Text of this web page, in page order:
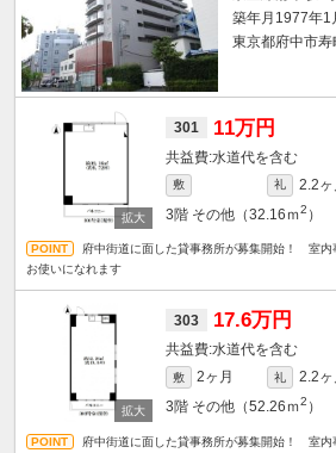
築年月1977年1
東京都府中市寿
301 11万円
水道代を含む
敷 礼
2.2ヶ
3階 その他（32.16ｍ2 ）
府中街道に面した貸事務所が募集開始！ 室内
お使いになれます
303 17.6万円
水道代を含む
敷 2ヶ月 礼
2.2ヶ
3階 その他（52.26ｍ2 ）
府中街道に面した貸事務所が募集開始！ 室内